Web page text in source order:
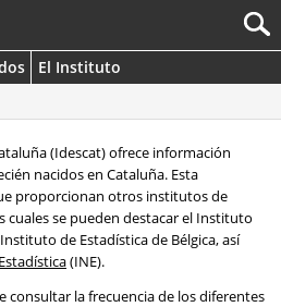
El Instituto
(Idescat) ofrece información
nacidos en Cataluña. Esta
proporcionan otros institutos de
cuales se pueden destacar el Instituto
de Estadística de Bélgica, así
(INE).
consultar la frecuencia de los diferentes